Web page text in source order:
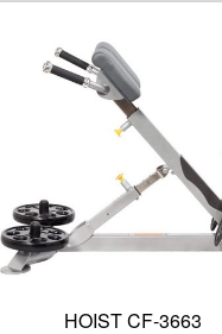
HOIST CF-3663